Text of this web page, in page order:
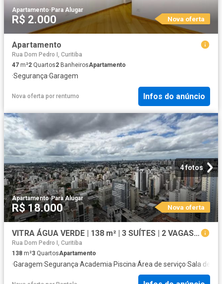
Apartamento· Para Alugar
R$ 2.000 Nova oferta
Apartamento
Rua Dom Pedro I, Curitiba
47 m²2 Quartos2 BanheirosApartamento
·Segurança·Garagem
Nova oferta por rentumo Infos do anúncio
4 fotos
Apartamento·Para Alugar
R$ 18.000 Nova oferta
VITRA ÁGUA VERDE | 138 m² | 3 SUÍTES | 2 VAGAS | ALTO PADRÃO NO CORAÇÃO DO ÁGUA VERDE
Rua Dom Pedro I, Curitiba
138 m²3 QuartosApartamento
·Garagem·Segurança·Academia·Piscina·Área de serviço·Sala de